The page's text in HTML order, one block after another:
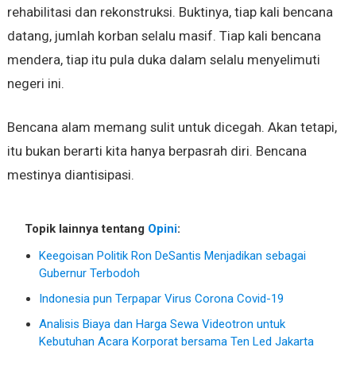
rehabilitasi dan rekonstruksi. Buktinya, tiap kali bencana
datang, jumlah korban selalu masif. Tiap kali bencana
mendera, tiap itu pula duka dalam selalu menyelimuti
negeri ini.
Bencana alam memang sulit untuk dicegah. Akan tetapi,
itu bukan berarti kita hanya berpasrah diri. Bencana
mestinya diantisipasi.
Topik lainnya tentang Opini:
Keegoisan Politik Ron DeSantis Menjadikan sebagai
Gubernur Terbodoh
Indonesia pun Terpapar Virus Corona Covid-19
Analisis Biaya dan Harga Sewa Videotron untuk
Kebutuhan Acara Korporat bersama Ten Led Jakarta